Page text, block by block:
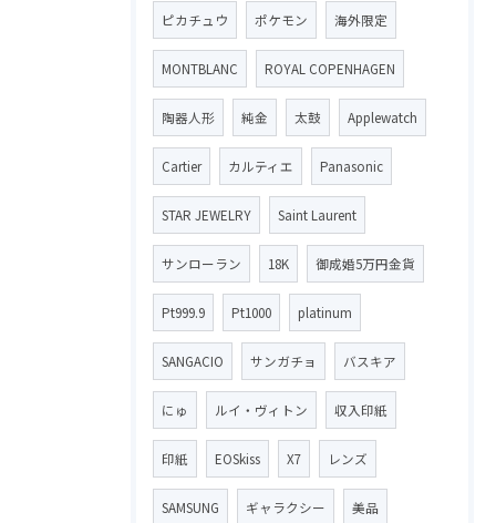
ピカチュウ ポケモン 海外限定
MONTBLANC ROYAL COPENHAGEN
陶器人形 純金 太鼓 Applewatch
Cartier カルティエ Panasonic
STAR JEWELRY Saint Laurent
サンローラン 18K 御成婚5万円金貨
Pt999.9 Pt1000 platinum
SANGACIO サンガチョ バスキア
にゅ ルイ・ヴィトン 収入印紙
印紙 EOSkiss X7 レンズ
SAMSUNG ギャラクシー 美品